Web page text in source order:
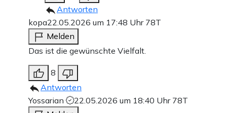
Antworten
kopa22.05.2026 um 17:48 Uhr 78T
Melden
Das ist die gewünschte Vielfalt.
8
Antworten
Yossarian
22.05.2026 um 18:40 Uhr 78T